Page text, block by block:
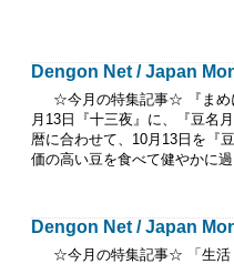
Dengon Net / Japan
☆今月の特集記事☆ 『まめ
月13日『十三夜』に、『豆名
暦に合わせて、10月13日を『
価の高い豆を食べて健やかに
Dengon Net / Japan
☆今月の特集記事☆ 「生活